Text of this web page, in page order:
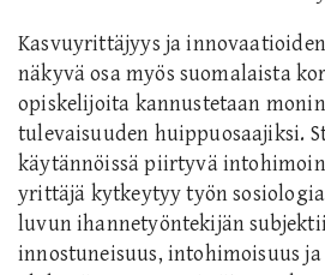
Kasvuyrittäjyys ja
näkyvä osa myös suomalaista
opiskelijoita kannustetaan
tulevaisuuden huippuosaajiksi.
käytännöissä piirtyvä
yrittäjä kytkeytyy työn
luvun ihannetyöntekijän
innostuneisuus, intohimoisuus